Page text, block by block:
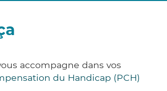
accompagne dans vos
du Handicap (PCH)